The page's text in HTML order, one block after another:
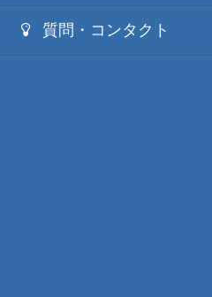
質問・コンタクト